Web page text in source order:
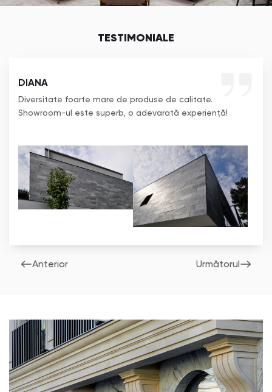
TESTIMONIALE
DIANA
Diversitate foarte mare de produse de calitate.
Showroom-ul este superb, o adevarată experiență!
Anterior Următorul